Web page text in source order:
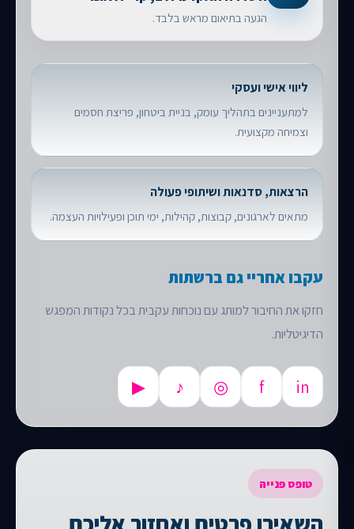
הגעה בתיאום מראש בלבד.
ליווי אישי ועסקי
למתעניינים בתהליך עומק, בניית ביטחון, פריצת חסמים
וצמיחה מקצועית.
הרצאות, סדנאות ושיתופי פעולה
מתאים לארגונים, קבוצות, קהילות, ימי תוכן ופעילויות העצמה.
עקבו אחריי גם ברשתות
חזקו את החיבור למותג עם נוכחות עקבית בכל נקודות המפגש
הדיגיטליות.
in
f
◎
♪
▶
טופס פנייה